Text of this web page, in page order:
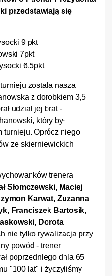
przedstawiają się
9 pkt
7pkt
6,5pkt
została nasza
z dorobkiem 3,5
udział jej brat -
który był
turnieju. Oprócz niego
ze skierniewickich
trenera
Słomczewski, Maciej
Karwat, Zuzanna
Franciszek Bartosik,
Dorota
nie tylko rywalizacja przy
powód - trener
poprzedniego dnia 65
"100 lat" i życzyliśmy